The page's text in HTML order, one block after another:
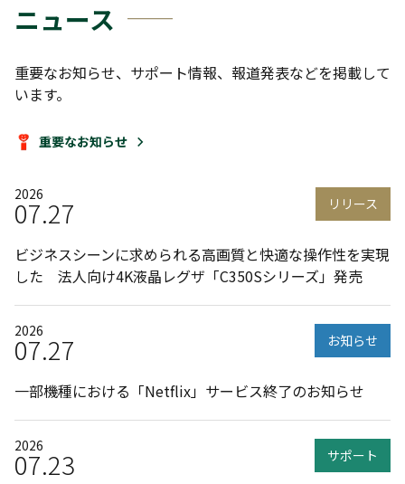
ニュース
重要なお知らせ、サポート情報、報道発表などを掲載して
います。
重要なお知らせ
2026
07.27 リリース
ビジネスシーンに求められる高画質と快適な操作性を実現
した 法人向け4K液晶レグザ「C350Sシリーズ」発売
2026
07.27 お知らせ
一部機種における「Netflix」サービス終了のお知らせ
2026
07.23 サポート